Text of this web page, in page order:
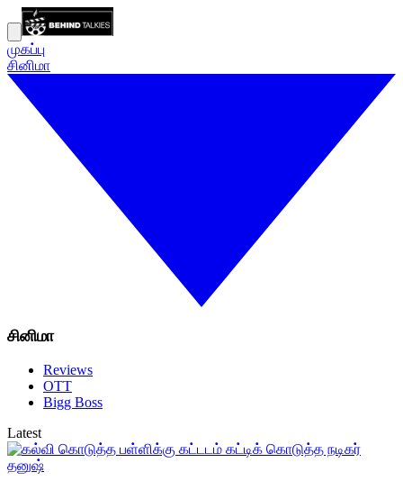
முகப்பு
சினிமா
சினிமா
Reviews
OTT
Bigg Boss
Latest